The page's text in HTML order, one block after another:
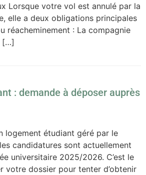
Lorsque votre vol est annulé par la
elle a deux obligations principales
réacheminement : La compagnie
[…]
: demande à déposer auprès
logement étudiant géré par le
candidatures sont actuellement
universitaire 2025/2026. C’est le
votre dossier pour tenter d’obtenir